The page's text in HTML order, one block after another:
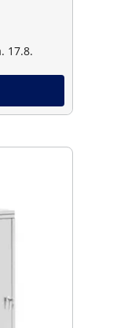
17.8.